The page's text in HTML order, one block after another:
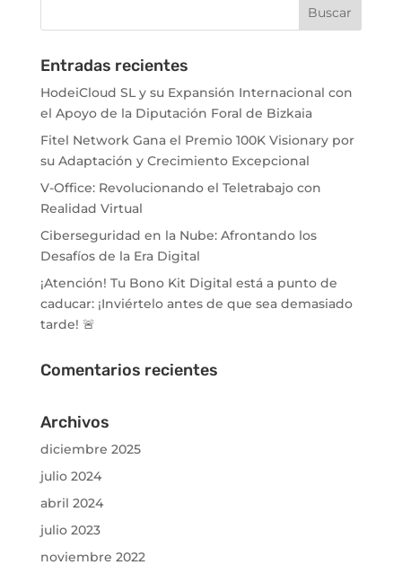
Entradas recientes
HodeiCloud SL y su Expansión Internacional con
el Apoyo de la Diputación Foral de Bizkaia
Fitel Network Gana el Premio 100K Visionary por
su Adaptación y Crecimiento Excepcional
V-Office: Revolucionando el Teletrabajo con
Realidad Virtual
Ciberseguridad en la Nube: Afrontando los
Desafíos de la Era Digital
¡Atención! Tu Bono Kit Digital está a punto de
caducar: ¡Inviértelo antes de que sea demasiado
tarde! 🚨
Comentarios recientes
Archivos
diciembre 2025
julio 2024
abril 2024
julio 2023
noviembre 2022